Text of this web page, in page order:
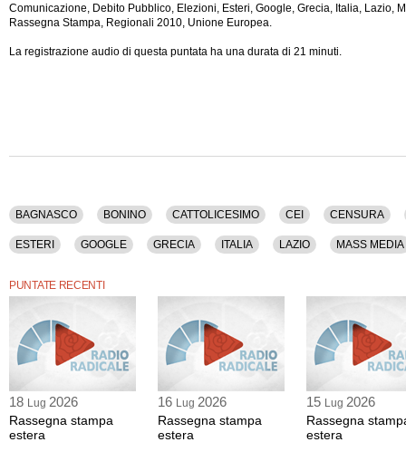
Comunicazione, Debito Pubblico, Elezioni, Esteri, Google, Grecia, Italia, Lazio,
Rassegna Stampa, Regionali 2010, Unione Europea.
La registrazione audio di questa puntata ha una durata di 21 minuti.
BAGNASCO BONINO CATTOLICESIMO CEI CENSURA
ESTERI GOOGLE GRECIA ITALIA LAZIO MASS MEDIA
PUNTATE RECENTI
18 Lug 2026
Rassegna stampa
estera
16 Lug 2026
Rassegna stampa
estera
15 Lug 2026
Rassegna
estera